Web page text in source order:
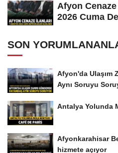
Afyon
2026 Cuma
SON
Afyon'da Ulaşım
Aynı Soruyu
Antalya Yolunda
Afyonkarahisar
hizmete açıyor